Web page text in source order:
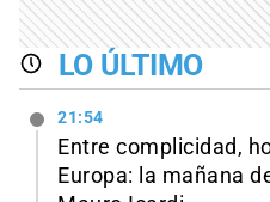
LO ÚLTIMO
21:54
Entre complicidad,
Europa: la mañana